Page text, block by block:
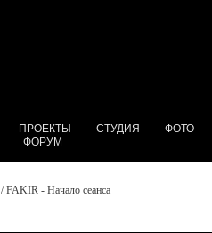
ПРОЕКТЫ СТУДИЯ ФОТО
ФОРУМ
/ FAKIR - Начало сеанса